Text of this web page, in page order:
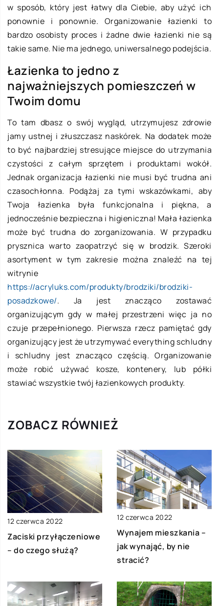
w sposób, który jest łatwy dla Ciebie, aby użyć ich
ponownie i ponownie. Organizowanie łazienki to
bardzo osobisty proces i żadne dwie łazienki nie są
takie same. Nie ma jednego, uniwersalnego podejścia.
Łazienka to jedno z
najważniejszych pomieszczeń w
Twoim domu
To tam dbasz o swój wygląd, utrzymujesz zdrowie
jamy ustnej i złuszczasz naskórek. Na dodatek może
to być najbardziej stresujące miejsce do utrzymania
czystości z całym sprzętem i produktami wokół.
Jednak organizacja łazienki nie musi być trudna ani
czasochłonna. Podążaj za tymi wskazówkami, aby
Twoja łazienka była funkcjonalna i piękna, a
jednocześnie bezpieczna i higieniczna! Mała łazienka
może być trudna do zorganizowania. W przypadku
prysznica warto zaopatrzyć się w brodzik. Szeroki
asortyment w tym zakresie można znaleźć na tej
witrynie
https://acryluks.com/produkty/brodziki/brodziki-
posadzkowe/. Ja jest znacząco zostawać
organizującym gdy w małej przestrzeni więc ja no
czuje przepełnionego. Pierwsza rzecz pamiętać gdy
organizujący jest że utrzymywać everything schludny
i schludny jest znacząco częścią. Organizowanie
może robić używać kosze, kontenery, lub półki
stawiać wszystkie twój łazienkowych produkty.
ZOBACZ RÓWNIEŻ
12 czerwca 2022
Zaciski przyłączeniowe
– do czego służą?
12 czerwca 2022
Wynajem mieszkania –
jak wynająć, by nie
stracić?